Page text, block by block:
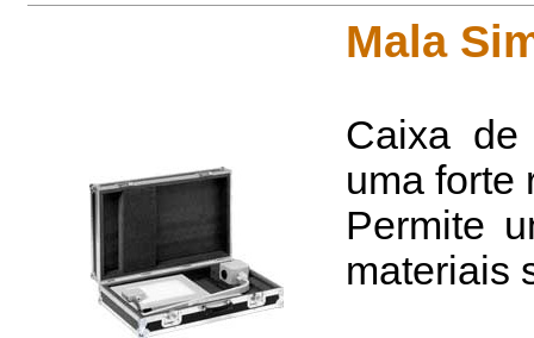
Mala
Caixa de
uma forte
Permite
materiais